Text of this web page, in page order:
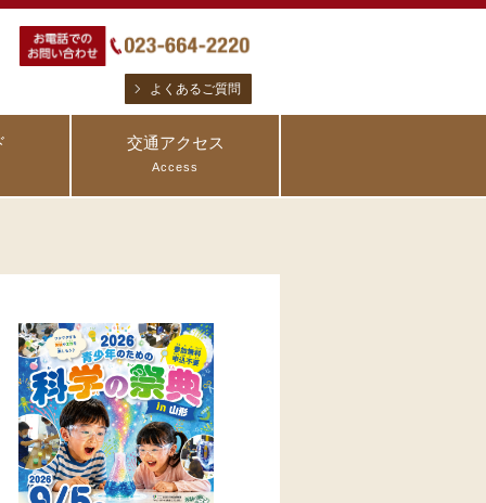
よくあるご質問
交通アクセス
Access